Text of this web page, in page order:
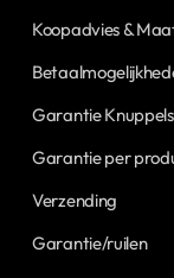
Koopadvies &
Garantie Knuppels
Garantie per
Verzending
Garantie/ruilen